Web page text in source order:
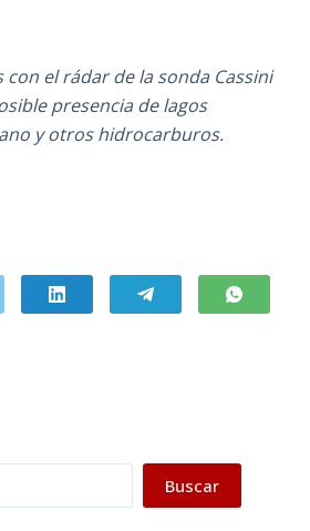
el rádar de la sonda Cassini
presencia de lagos
y otros hidrocarburos.
Buscar